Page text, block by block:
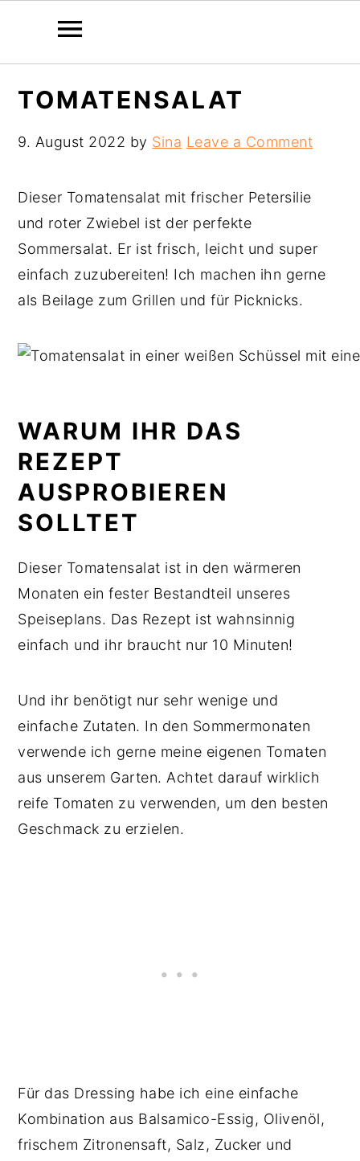
navigation
TOMATENSALAT
9. August 2022 by Sina Leave a Comment
Dieser Tomatensalat mit frischer Petersilie
und roter Zwiebel ist der perfekte
Sommersalat. Er ist frisch, leicht und super
einfach zuzubereiten! Ich machen ihn gerne
als Beilage zum Grillen und für Picknicks.
WARUM IHR DAS
REZEPT
AUSPROBIEREN
SOLLTET
Dieser Tomatensalat ist in den wärmeren
Monaten ein fester Bestandteil unseres
Speiseplans. Das Rezept ist wahnsinnig
einfach und ihr braucht nur 10 Minuten!
Und ihr benötigt nur sehr wenige und
einfache Zutaten. In den Sommermonaten
verwende ich gerne meine eigenen Tomaten
aus unserem Garten. Achtet darauf wirklich
reife Tomaten zu verwenden, um den besten
Geschmack zu erzielen.
Für das Dressing habe ich eine einfache
Kombination aus Balsamico-Essig, Olivenöl,
frischem Zitronensaft, Salz, Zucker und